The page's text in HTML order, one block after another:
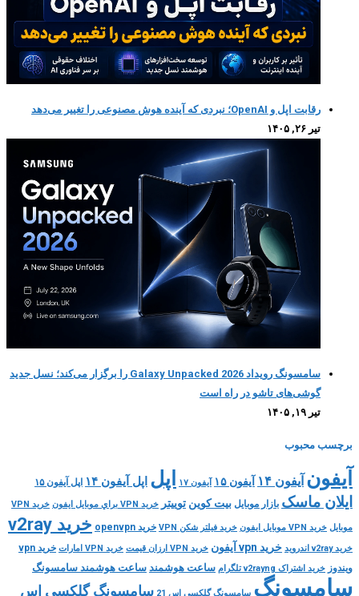
رقابت اپل و OpenAI؛ نبردی که آینده هوش مصنوعی را تغییر می‌دهد
تیر ۲۶, ۱۴۰۵
سامسونگ رویداد Galaxy Unpacked 2026 را برگزار می‌کند؛ نسل جدید
گوشی‌های تاشو در راه است
تیر ۱۹, ۱۴۰۵
برچسب محبوب
آیفون آیفون ۱۴ آیفون ۱۵ آیفون ۱۷ اپل اپل آیفون ۱۴ اپل آیفون ۱۵
ایلان ماسک بازار موبایل بیت کوین توییتر خريد VPN براي موبايل ايفون خريد VPN
موبايل خريد VPN موبايل ايفون خريد فيلتر شكن VPN خرید openvpn خرید v2ray
خرید v2ray اندروید خرید vpn آیفون خرید VPN ارزان قیمت خرید VPN امارات
خرید vpn
ویندوز خرید اشتراک v2rayng تلگرام ساعت هوشمند ساعت هوشمند سامسونگ
سامسونگ سامسونگ گلکسی اس 21 سامسونگ گلکسی اس